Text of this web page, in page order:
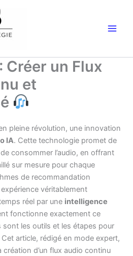
Créer un Flux
et
pleine révolution, une innovation
IA. Cette technologie promet de
consommer l’audio, en offrant
sur mesure pour chaque
de recommandation
expérience véritablement
réel par une intelligence
fonctionne exactement ce
sont les outils et les étapes pour
article, rédigé en mode expert,
d’un flux audio continu